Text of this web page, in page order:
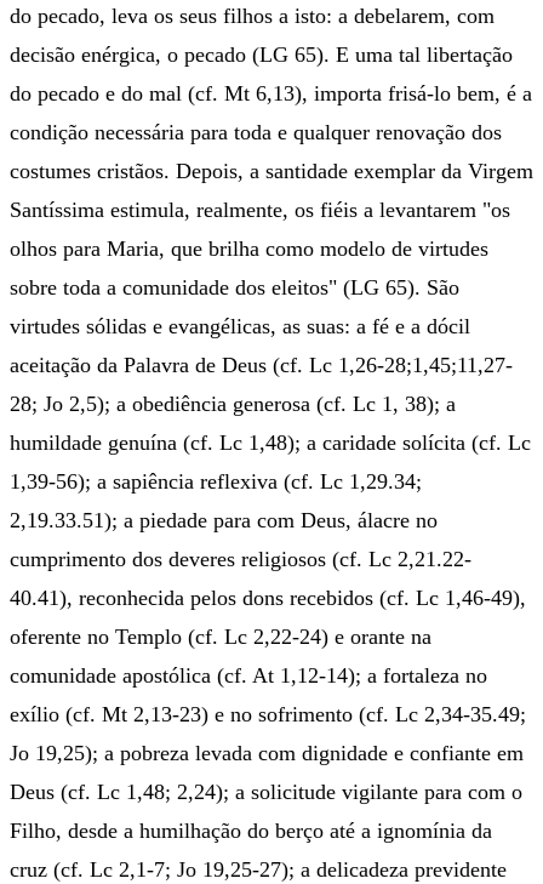
do pecado, leva os seus filhos a isto: a debelarem, com
decisão enérgica, o pecado (LG 65). E uma tal libertação
do pecado e do mal (cf. Mt 6,13), importa frisá-lo bem, é a
condição necessária para toda e qualquer renovação dos
costumes cristãos. Depois, a santidade exemplar da Virgem
Santíssima estimula, realmente, os fiéis a levantarem "os
olhos para Maria, que brilha como modelo de virtudes
sobre toda a comunidade dos eleitos" (LG 65). São
virtudes sólidas e evangélicas, as suas: a fé e a dócil
aceitação da Palavra de Deus (cf. Lc 1,26-28;1,45;11,27-
28; Jo 2,5); a obediência generosa (cf. Lc 1, 38); a
humildade genuína (cf. Lc 1,48); a caridade solícita (cf. Lc
1,39-56); a sapiência reflexiva (cf. Lc 1,29.34;
2,19.33.51); a piedade para com Deus, álacre no
cumprimento dos deveres religiosos (cf. Lc 2,21.22-
40.41), reconhecida pelos dons recebidos (cf. Lc 1,46-49),
oferente no Templo (cf. Lc 2,22-24) e orante na
comunidade apostólica (cf. At 1,12-14); a fortaleza no
exílio (cf. Mt 2,13-23) e no sofrimento (cf. Lc 2,34-35.49;
Jo 19,25); a pobreza levada com dignidade e confiante em
Deus (cf. Lc 1,48; 2,24); a solicitude vigilante para com o
Filho, desde a humilhação do berço até a ignomínia da
cruz (cf. Lc 2,1-7; Jo 19,25-27); a delicadeza previdente